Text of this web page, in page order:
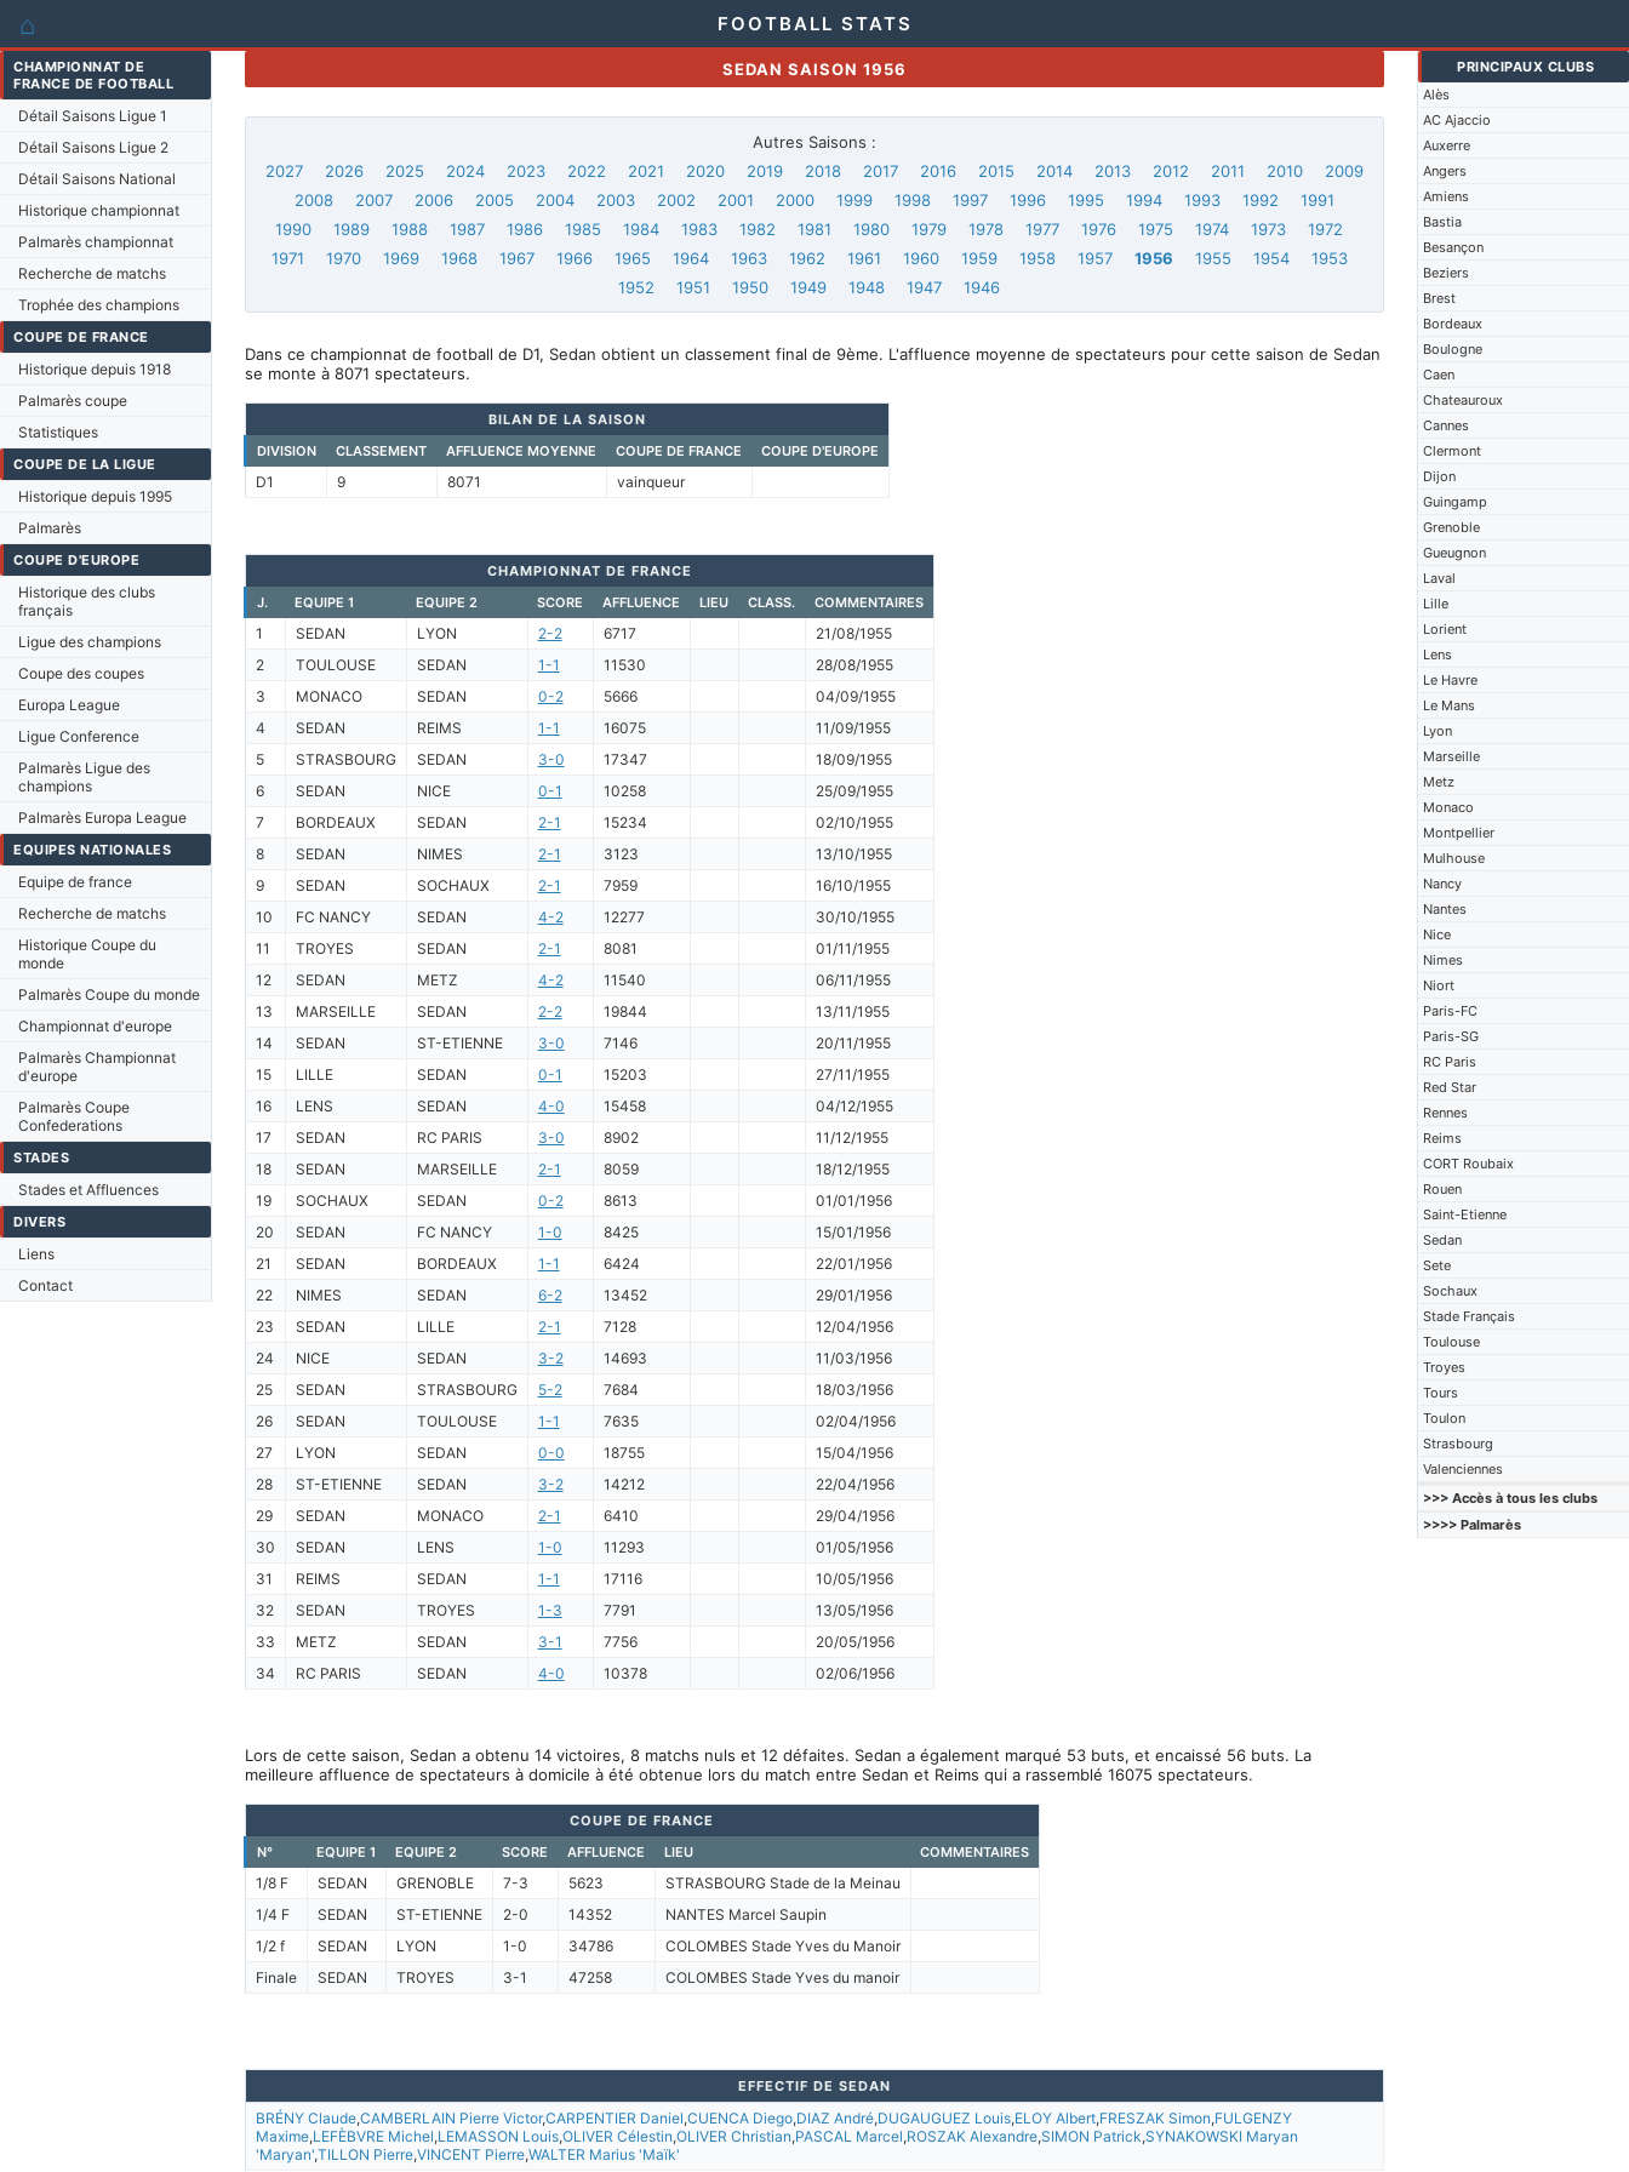
⌂ FOOTBALL STATS
CHAMPIONNAT DE
FRANCE DE FOOTBALL
Détail Saisons Ligue 1
Détail Saisons Ligue 2
Détail Saisons National
Historique championnat
Palmarès championnat
Recherche de matchs
Trophée des champions
COUPE DE FRANCE
Historique depuis 1918
Palmarès coupe
Statistiques
COUPE DE LA LIGUE
Historique depuis 1995
Palmarès
COUPE D'EUROPE
Historique des clubs
français
Ligue des champions
Coupe des coupes
Europa League
Ligue Conference
Palmarès Ligue des
champions
Palmarès Europa League
EQUIPES NATIONALES
Equipe de france
Recherche de matchs
Historique Coupe du
monde
Palmarès Coupe du monde
Championnat d'europe
Palmarès Championnat
d'europe
Palmarès Coupe
Confederations
STADES
Stades et Affluences
DIVERS
Liens
Contact
PRINCIPAUX CLUBS
Alès
AC Ajaccio
Auxerre
Angers
Amiens
Bastia
Besançon
Beziers
Brest
Bordeaux
Boulogne
Caen
Chateauroux
Cannes
Clermont
Dijon
Guingamp
Grenoble
Gueugnon
Laval
Lille
Lorient
Lens
Le Havre
Le Mans
Lyon
Marseille
Metz
Monaco
Montpellier
Mulhouse
Nancy
Nantes
Nice
Nimes
Niort
Paris-FC
Paris-SG
RC Paris
Red Star
Rennes
Reims
CORT Roubaix
Rouen
Saint-Etienne
Sedan
Sete
Sochaux
Stade Français
Toulouse
Troyes
Tours
Toulon
Strasbourg
Valenciennes
>>> Accès à tous les clubs
>>>> Palmarès
SEDAN SAISON 1956
Autres Saisons :
2027
2026 2025 2024 2023 2022 2021 2020 2019 2018 2017 2016 2015 2014 2013 2012 2011 2010
2009
2008
2007 2006 2005 2004 2003 2002 2001 2000 1999 1998 1997 1996 1995 1994 1993 1992
1991
1990
1989 1988 1987 1986 1985 1984 1983 1982 1981 1980 1979 1978 1977 1976 1975 1974 1973
1972
1971
1970 1969 1968 1967 1966 1965 1964 1963 1962 1961 1960 1959 1958 1957 1956 1955 1954
1953
1952
1951 1950 1949 1948 1947 1946
Dans ce championnat de football de D1, Sedan obtient un classement final de 9ème. L'affluence moyenne de spectateurs pour cette saison de Sedan
se monte à 8071 spectateurs.
BILAN DE LA SAISON
DIVISION
CLASSEMENT AFFLUENCE MOYENNE COUPE DE FRANCE COUPE D'EUROPE
D1 9 8071 vainqueur
CHAMPIONNAT DE FRANCE
J.
EQUIPE 1 EQUIPE 2 SCORE AFFLUENCE LIEU CLASS. COMMENTAIRES
1 SEDAN LYON 2-2 6717
21/08/1955
2
TOULOUSE SEDAN 1-1 11530
28/08/1955
3
MONACO SEDAN 0-2 5666
04/09/1955
4
SEDAN REIMS 1-1 16075
11/09/1955
5
STRASBOURG SEDAN 3-0 17347
18/09/1955
6
SEDAN NICE 0-1 10258
25/09/1955
7
BORDEAUX SEDAN 2-1 15234
02/10/1955
8
SEDAN NIMES 2-1 3123
13/10/1955
9
SEDAN SOCHAUX 2-1 7959
16/10/1955
10
FC NANCY SEDAN 4-2 12277
30/10/1955
11
TROYES SEDAN 2-1 8081
01/11/1955
12
SEDAN METZ 4-2 11540
06/11/1955
13
MARSEILLE SEDAN 2-2 19844
13/11/1955
14
SEDAN ST-ETIENNE 3-0 7146
20/11/1955
15
LILLE SEDAN 0-1 15203
27/11/1955
16
LENS SEDAN 4-0 15458
04/12/1955
17
SEDAN RC PARIS 3-0 8902
11/12/1955
18
SEDAN MARSEILLE 2-1 8059
18/12/1955
19
SOCHAUX SEDAN 0-2 8613
01/01/1956
20
SEDAN FC NANCY 1-0 8425
15/01/1956
21
SEDAN BORDEAUX 1-1 6424
22/01/1956
22
NIMES SEDAN 6-2 13452
29/01/1956
23
SEDAN LILLE 2-1 7128
12/04/1956
24
NICE SEDAN 3-2 14693
11/03/1956
25
SEDAN STRASBOURG 5-2 7684
18/03/1956
26
SEDAN TOULOUSE 1-1 7635
02/04/1956
27
LYON SEDAN 0-0 18755
15/04/1956
28
ST-ETIENNE SEDAN 3-2 14212
22/04/1956
29
SEDAN MONACO 2-1 6410
29/04/1956
30
SEDAN LENS 1-0 11293
01/05/1956
31
REIMS SEDAN 1-1 17116
10/05/1956
32
SEDAN TROYES 1-3 7791
13/05/1956
33
METZ SEDAN 3-1 7756
20/05/1956
34
RC PARIS SEDAN 4-0 10378 02/06/1956
Lors de cette saison, Sedan a obtenu 14 victoires, 8 matchs nuls et 12 défaites. Sedan a également marqué 53 buts, et encaissé 56 buts. La
meilleure affluence de spectateurs à domicile à été obtenue lors du match entre Sedan et Reims qui a rassemblé 16075 spectateurs.
COUPE DE FRANCE
N°
EQUIPE 1 EQUIPE 2 SCORE AFFLUENCE LIEU COMMENTAIRES
1/8 F SEDAN GRENOBLE 7-3 5623
STRASBOURG Stade de la Meinau
1/4 F
SEDAN ST-ETIENNE 2-0 14352
NANTES Marcel Saupin
1/2 f
SEDAN LYON 1-0 34786
COLOMBES Stade Yves du Manoir
Finale
SEDAN TROYES 3-1 47258 COLOMBES Stade Yves du manoir
EFFECTIF DE SEDAN
BRÉNY Claude,CAMBERLAIN Pierre Victor,CARPENTIER Daniel,CUENCA Diego,DIAZ André,DUGAUGUEZ Louis,ELOY Albert,FRESZAK Simon,FULGENZY
Maxime,LEFÈBVRE Michel,LEMASSON Louis,OLIVER Célestin,OLIVER Christian,PASCAL Marcel,ROSZAK Alexandre,SIMON Patrick,SYNAKOWSKI Maryan
'Maryan',TILLON Pierre,VINCENT Pierre,WALTER Marius 'Maïk'